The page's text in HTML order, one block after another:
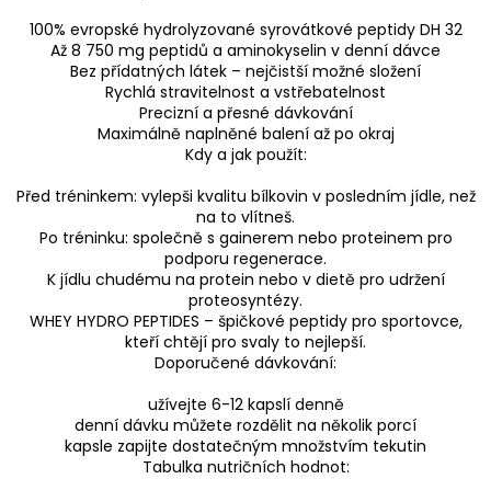
100% evropské hydrolyzované syrovátkové peptidy DH 32
Až 8 750 mg peptidů a aminokyselin v denní dávce
Bez přídatných látek – nejčistší možné složení
Rychlá stravitelnost a vstřebatelnost
Precizní a přesné dávkování
Maximálně naplněné balení až po okraj
Kdy a jak použít:
Před tréninkem: vylepši kvalitu bílkovin v posledním jídle, než
na to vlítneš.
Po tréninku: společně s gainerem nebo proteinem pro
podporu regenerace.
K jídlu chudému na protein nebo v dietě pro udržení
proteosyntézy.
WHEY HYDRO PEPTIDES – špičkové peptidy pro sportovce,
kteří chtějí pro svaly to nejlepší.
Doporučené dávkování:
užívejte 6-12 kapslí denně
denní dávku můžete rozdělit na několik porcí
kapsle zapijte dostatečným množstvím tekutin
Tabulka nutričních hodnot: